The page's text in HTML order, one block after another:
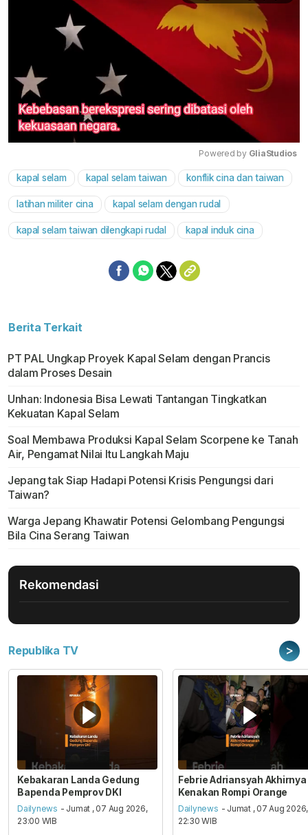
Mute
Powered by GliaStudios
kapal selam kapal selam taiwan konflik cina dan taiwan
latihan militer cina kapal selam dengan rudal
kapal selam taiwan dilengkapi rudal kapal induk cina
Berita Terkait
PT PAL Ungkap Proyek Kapal Selam dengan Prancis
dalam Proses Desain
Unhan: Indonesia Bisa Lewati Tantangan Tingkatkan
Kekuatan Kapal Selam
Soal Membawa Produksi Kapal Selam Scorpene ke Tanah
Air, Pengamat Nilai Itu Langkah Maju
Jepang tak Siap Hadapi Potensi Krisis Pengungsi dari
Taiwan?
Warga Jepang Khawatir Potensi Gelombang Pengungsi
Bila Cina Serang Taiwan
Rekomendasi
Republika TV >
Kebakaran Landa Gedung
Bapenda Pemprov DKI
Dailynews - Jumat , 07 Aug 2026,
23:00 WIB
Febrie Adriansyah Akhirnya
Kenakan Rompi Orange
Dailynews - Jumat , 07 Aug 2026,
22:30 WIB